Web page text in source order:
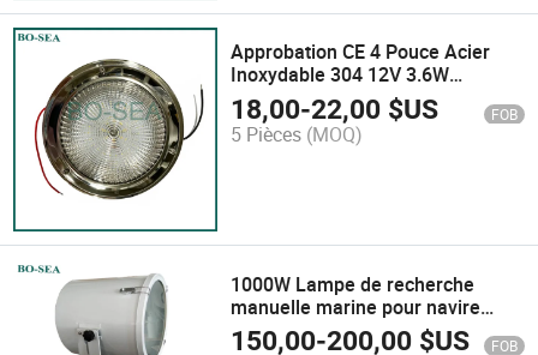
Approbation CE 4 Pouce Acier
Inoxydable 304 12V 3.6W
Lumière de Dôme de Bateau
Lumière de Plafond de Bateau
18,00-22,00 $US FOB
5 Pièces (MOQ)
1000W Lampe de recherche
manuelle marine pour navire
bateau vaisseau
150,00-200,00 $US FOB